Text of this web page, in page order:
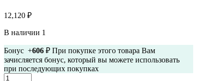
12,120 ₽
В наличии 1
Бонус +606 ₽ При покупке этого товара Вам
зачисляется бонус, который вы можете использовать
при последующих покупках
Количество